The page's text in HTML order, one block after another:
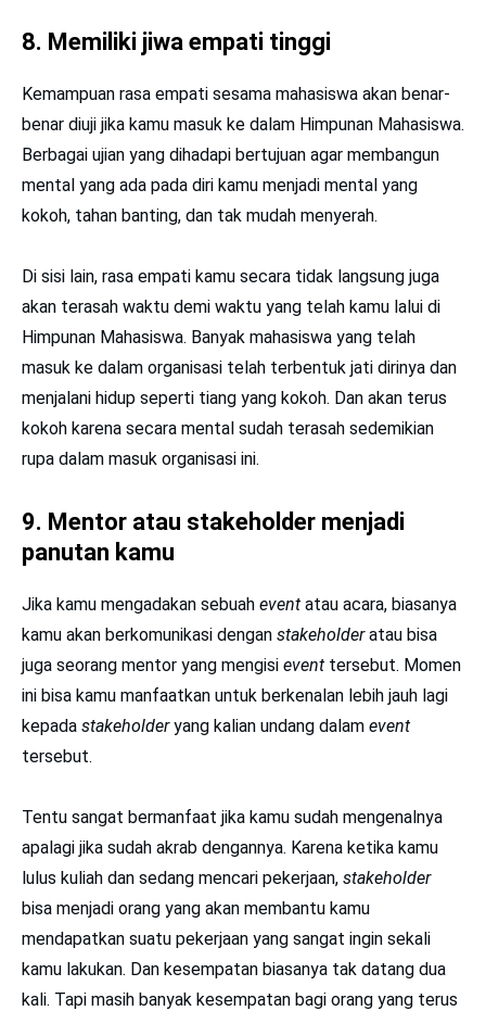
8. Memiliki jiwa empati tinggi
Kemampuan rasa empati sesama mahasiswa akan benar-
benar diuji jika kamu masuk ke dalam Himpunan Mahasiswa.
Berbagai ujian yang dihadapi bertujuan agar membangun
mental yang ada pada diri kamu menjadi mental yang
kokoh, tahan banting, dan tak mudah menyerah.
Di sisi lain, rasa empati kamu secara tidak langsung juga
akan terasah waktu demi waktu yang telah kamu lalui di
Himpunan Mahasiswa. Banyak mahasiswa yang telah
masuk ke dalam organisasi telah terbentuk jati dirinya dan
menjalani hidup seperti tiang yang kokoh. Dan akan terus
kokoh karena secara mental sudah terasah sedemikian
rupa dalam masuk organisasi ini.
9. Mentor atau stakeholder menjadi
panutan kamu
Jika kamu mengadakan sebuah event atau acara, biasanya
kamu akan berkomunikasi dengan stakeholderatau bisa
juga seorang mentor yang mengisi event tersebut. Momen
ini bisa kamu manfaatkan untuk berkenalan lebih jauh lagi
kepada stakeholderyang kalian undang dalam event
tersebut.
Tentu sangat bermanfaat jika kamu sudah mengenalnya
apalagi jika sudah akrab dengannya. Karena ketika kamu
lulus kuliah dan sedang mencari pekerjaan, stakeholder
bisa menjadi orang yang akan membantu kamu
mendapatkan suatu pekerjaan yang sangat ingin sekali
kamu lakukan. Dan kesempatan biasanya tak datang dua
kali. Tapi masih banyak kesempatan bagi orang yang terus